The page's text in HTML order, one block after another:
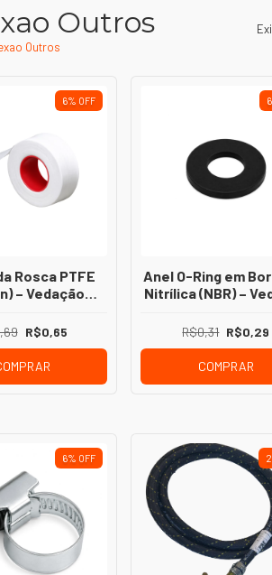
Outros
Outros
6% OFF
Rosca PTFE
– Vedação
R$0,65
6
Anel O-Ring em
Nitrílica (NBR) –
Aplicações
R$0,31 R$0,29
COMPRAR
6% OFF 2